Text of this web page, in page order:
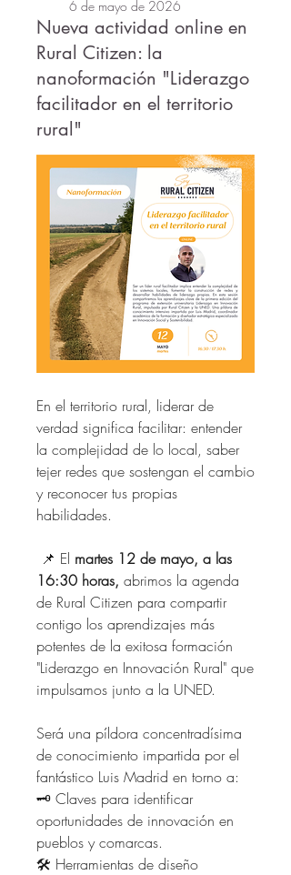
6 de mayo de 2026
Nueva actividad online en
Rural Citizen: la
nanoformación "Liderazgo
facilitador en el territorio
rural"
En el territorio rural, liderar de
verdad significa facilitar: entender
la complejidad de lo local, saber
tejer redes que sostengan el cambio
y reconocer tus propias
habilidades.
📌 El martes 12 de mayo, a las
16:30 horas, abrimos la agenda
de Rural Citizen para compartir
contigo los aprendizajes más
potentes de la exitosa formación
"Liderazgo en Innovación Rural" que
impulsamos junto a la UNED.
Será una píldora concentradísima
de conocimiento impartida por el
fantástico Luis Madrid en torno a:
🗝️ Claves para identificar
oportunidades de innovación en
pueblos y comarcas.
🛠️ Herramientas de diseño